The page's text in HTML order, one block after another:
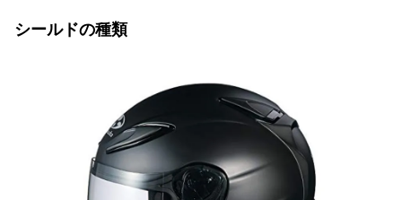
シールドの種類